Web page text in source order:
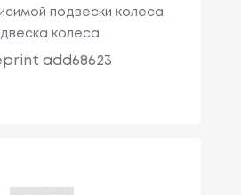
подвески колеса,
колеса
add68623